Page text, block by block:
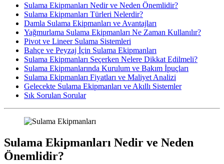
Sulama Ekipmanları Nedir ve Neden Önemlidir?
Sulama Ekipmanları Türleri Nelerdir?
Damla Sulama Ekipmanları ve Avantajları
Yağmurlama Sulama Ekipmanları Ne Zaman Kullanılır?
Pivot ve Lineer Sulama Sistemleri
Bahçe ve Peyzaj İçin Sulama Ekipmanları
Sulama Ekipmanları Seçerken Nelere Dikkat Edilmeli?
Sulama Ekipmanlarında Kurulum ve Bakım İpuçları
Sulama Ekipmanları Fiyatları ve Maliyet Analizi
Gelecekte Sulama Ekipmanları ve Akıllı Sistemler
Sık Sorulan Sorular
Sulama Ekipmanları Nedir ve Neden
Önemlidir?